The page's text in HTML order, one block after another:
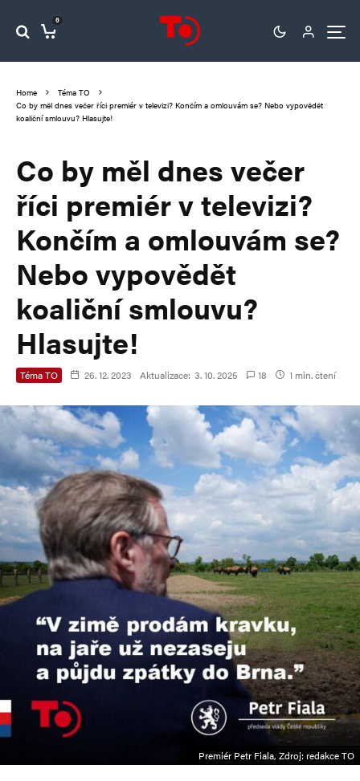
0
Home
Téma TO
Co by měl dnes večer říci premiér v televizi? Končím a omlouvám se? Nebo vypovědět
koaliční smlouvu? Hlasujte!
Co by měl dnes večer
říci premiér v televizi?
Končím a omlouvám se?
Nebo vypovědět
koaliční smlouvu?
Hlasujte!
Téma TO 26. 12. 2023 Aktualizace: 3. 10. 2025 18 1 min. čtení
Premiér Petr Fiala, Zdroj: redakce TO